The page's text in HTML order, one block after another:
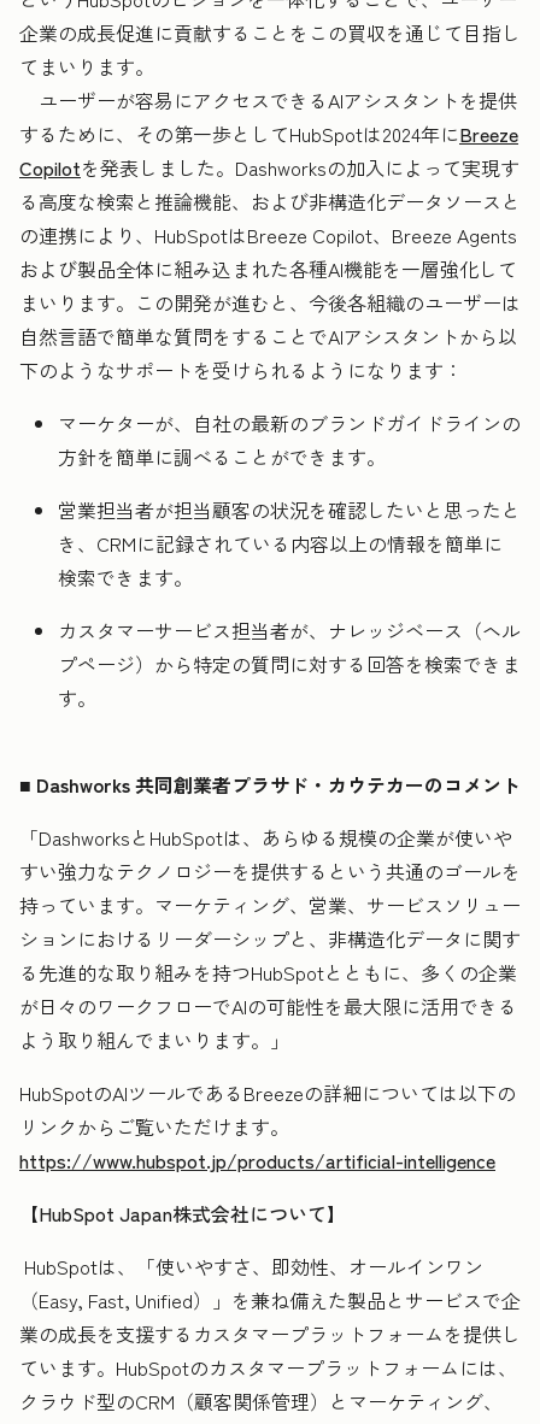
企業の成長促進に貢献することをこの買収を通じて目指し
てまいります。
ユーザーが容易にアクセスできるAIアシスタントを提供
するために、その第一歩としてHubSpotは2024年にBreeze
Copilotを発表しました。Dashworksの加入によって実現す
る高度な検索と推論機能、および非構造化データソースと
の連携により、HubSpotはBreeze Copilot、Breeze Agents
および製品全体に組み込まれた各種AI機能を一層強化して
まいります。この開発が進むと、今後各組織のユーザーは
自然言語で簡単な質問をすることでAIアシスタントから以
下のようなサポートを受けられるようになります：
マーケターが、自社の最新のブランドガイドラインの
方針を簡単に調べることができます。
営業担当者が担当顧客の状況を確認したいと思ったと
き、CRMに記録されている内容以上の情報を簡単に
検索できます。
カスタマーサービス担当者が、ナレッジベース（ヘル
プページ）から特定の質問に対する回答を検索できま
す。
■ Dashworks 共同創業者プラサド・カウテカーのコメント
「DashworksとHubSpotは、あらゆる規模の企業が使いや
すい強力なテクノロジーを提供するという共通のゴールを
持っています。マーケティング、営業、サービスソリュー
ションにおけるリーダーシップと、非構造化データに関す
る先進的な取り組みを持つHubSpotとともに、多くの企業
が日々のワークフローでAIの可能性を最大限に活用できる
よう取り組んでまいります。」
HubSpotのAIツールであるBreezeの詳細については以下の
リンクからご覧いただけます。
https://www.hubspot.jp/products/artificial-intelligence
【HubSpot Japan株式会社について】
HubSpotは、「使いやすさ、即効性、オールインワン
（Easy, Fast, Unified）」を兼ね備えた製品とサービスで企
業の成長を支援するカスタマープラットフォームを提供し
ています。HubSpotのカスタマープラットフォームには、
クラウド型のCRM（顧客関係管理）とマーケティング、